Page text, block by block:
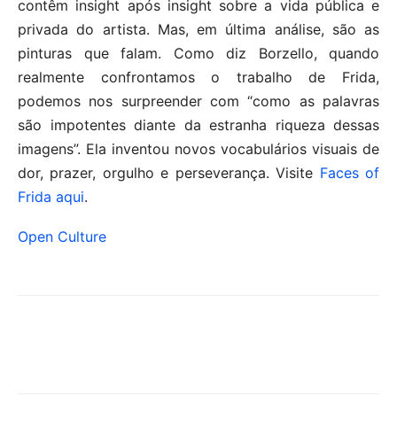
contêm insight após insight sobre a vida pública e
privada do artista. Mas, em última análise, são as
pinturas que falam. Como diz Borzello, quando
realmente confrontamos o trabalho de Frida,
podemos nos surpreender com “como as palavras
são impotentes diante da estranha riqueza dessas
imagens”. Ela inventou novos vocabulários visuais de
dor, prazer, orgulho e perseverança. Visite Faces of
Frida aqui.
Open Culture